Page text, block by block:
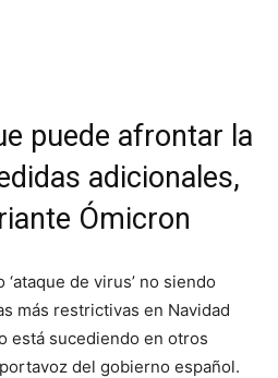
puede afrontar la
adicionales,
Ómicron
de virus’ no siendo
más restrictivas en Navidad
está sucediendo en otros
del gobierno español.